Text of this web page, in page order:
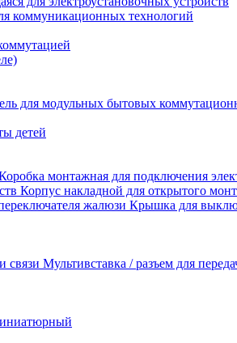
коммуникационных технологий
для модульных бытовых
детей
монтажная для подключения
Корпус накладной для открытого
Крышка для
Мультивставка / разъем для